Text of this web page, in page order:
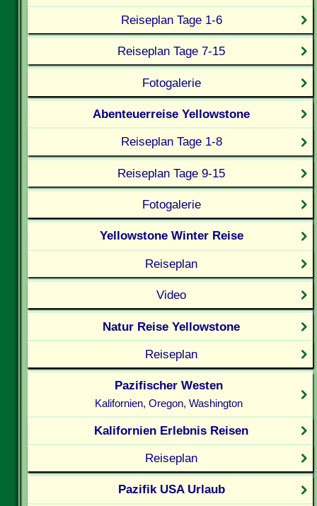
Reiseplan Tage 1-6
Reiseplan Tage 7-15
Fotogalerie
Abenteuerreise Yellowstone
Reiseplan Tage 1-8
Reiseplan Tage 9-15
Fotogalerie
Yellowstone Winter Reise
Reiseplan
Video
Natur Reise Yellowstone
Reiseplan
Pazifischer Westen
Kalifornien, Oregon, Washington
Kalifornien Erlebnis Reisen
Reiseplan
Pazifik USA Urlaub